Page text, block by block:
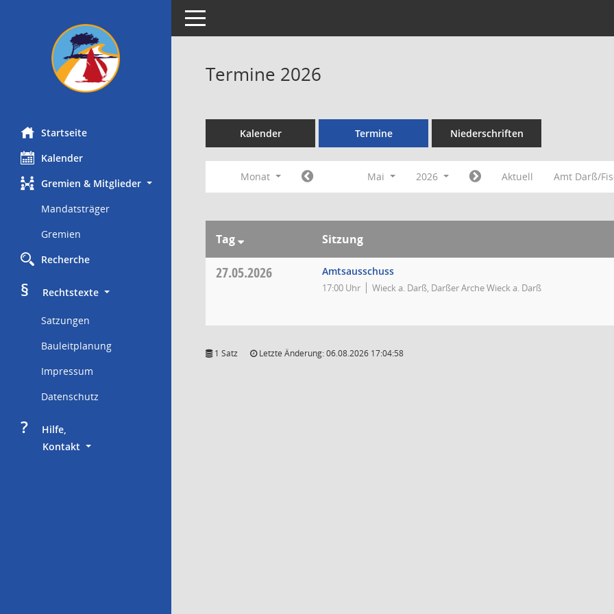
Startseite
Kalender
Gremien & Mitglieder
Mandatsträger
Gremien
Recherche
§
     Rechtstexte
Satzungen
Bauleitplanung
Impressum
Datenschutz
?
     Hilfe,
Kontakt
Toggle navigation
Termine 2026
Kalender Termine Niederschriften
Monat Mai 2026 Aktuell Amt Darß/
Tag Sitzung
27.05.2026 Amtsausschuss
17:00 Uhr Wieck a. Darß, Darßer Arche Wieck a. Darß
1 Satz Letzte Änderung: 06.08.2026 17:04:58